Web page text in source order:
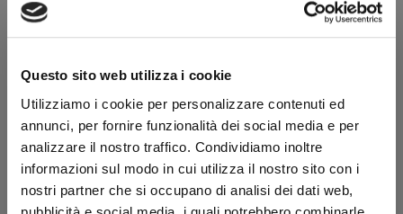
Questo sito web utilizza i cookie
Utilizziamo i cookie per personalizzare contenuti ed
annunci, per fornire funzionalità dei social media e per
analizzare il nostro traffico. Condividiamo inoltre
informazioni sul modo in cui utilizza il nostro sito con i
nostri partner che si occupano di analisi dei dati web,
La pipa non è inclusa e compare nelle foto a solo scopo
45,00 € 40,50 €
33,20 € IVA esclusa
Quantità